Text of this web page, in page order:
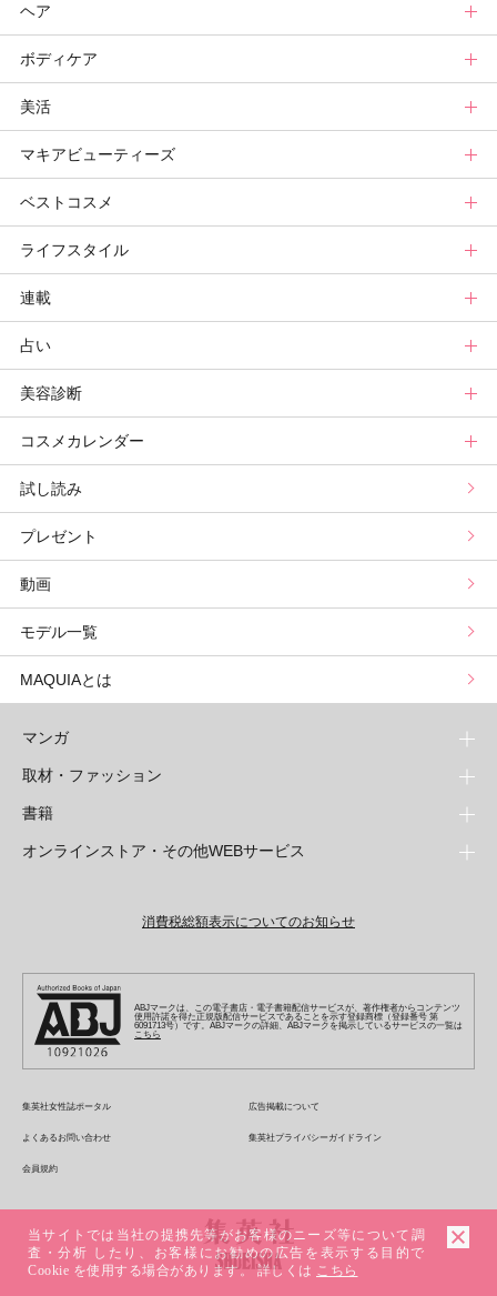
スキンケアまとめ
スキンケア診断
ニュース
メイクまとめ
ベースメイクカタログ
メイク診断
新色トップ
クリスマスコフレ
秋新色
新色コスメスウォッチ
ビューティ速報
ヘア
ヘアトップ
ニュース
ヘアカタログ
ヘアまとめ
ヘア診断
ボディケア
ボディケアトップ
ニュース
ボディケアまとめ
ボディケア診断
美活
美活トップ
美活グランプリ
ヘルスケア・ダイエット
マキアビューティーズ
マキアビューティーズトップ
TOPビューティーズ一覧
ビューティーズ一覧
記事ランキング
メンバーランキング
ベストコスメ
ベストコスメトップ
ベストコスメ
読者ベスコス
プチプラコスメグランプリ
ブライトニング・UVグランプリ
プリュスベスコス
ライフスタイル
ライフスタイルトップ
ニュース
ライフスタイルまとめ
ライフスタイル診断
連載
連載トップ
マキアエディターズのオッス！推しコス
小林ひろ美のキレイはかけ算
小田ユイコのマニアックビューティREPORT
野毛まゆりの実況野毛Channel
星谷菜々の美に効くスイーツ
山本舞香のBeauty Script
占い
占いトップ
Keikoの月星座占い
三島キアリーの12星座別 恋愛運&美容運
動物キャラナビ占い
ムーン・リーの運を呼び寄せる香り
美容診断
美容診断トップ
パーソナルカラー診断
顔タイプ髪型診断
コスメカレンダー
コスメカレンダートップ
検索
試し読み
プレゼント
動画
モデル一覧
MAQUIAとは
マンガ
少年マンガ
週刊少年ジャンプ
少年ジャンプ+
ZEBRACK
ジャンプルーキー！
S-MANGA
集英社コミック文庫
青年マンガ
少年ジャンプ+
集英社コミック文庫
週刊ヤングジャンプ
ヤングジャンプ定期購読デジタル
となりのヤングジャンプ
グランドジャンプ
ウルトラジャンプ
少女マンガ
集英社コミック文庫
りぼん
マーガレット
別冊マーガレット
ジャンプTOON
S-MANGA
集英社コミック文庫
マンガMee公式サイト
リマコミ
マンガMeets
Cookie
取材・ファッション
ファッション・美容
Seventeen
LEE
eclat
T JAPAN
MEN'S NON-NO
UOMO
集英社オンライン
芸能・情報・スポーツ
Sportiva
パラスポ
書籍
文芸・文庫・総合
web 集英社文庫
青春と読書
アジア人物史
1日5分で、明日は変わる よみタイ yomitai
集英社ビジネス書
集英社新書
集英社新書プラス - 知の水先案内人
kotoba
e!集英社
情報・知識＆オピニオン imidas
ライトノベル・ノベライズ
JUMP j-BOOKS
ダッシュエックス文庫公式サイト
集英社Webマガジン コバルト
集英社みらい文庫
集英社の児童図書 S-KIDS.LAND
オンラインストア・その他WEBサービス
ジャンプキャラクターズストア
HAPPY PLUS STORE
SHUEISHA VOX
LEEマルシェ
SHOP Marisol
eclat premium
その他WEBサービス
集英社エディターズ・ラボ
消費税総額表示についてのお知らせ
ABJマークは、この電子書店・電子書籍配信サービスが、著作権者からコンテンツ
使用許諾を得た正規版配信サービスであることを示す登録商標（登録番号 第
6091713号）です。ABJマークの詳細、ABJマークを掲示しているサービスの一覧は
こちら
集英社女性誌ポータル 広告掲載について
よくあるお問い合わせ 集英社プライバシーガイドライン
会員規約
当サイトでは当社の提携先等がお客様のニーズ等について調
査・分析 したり、お客様にお勧めの広告を表示する目的で
Cookie を使用する場合があります。 詳しくは こちら